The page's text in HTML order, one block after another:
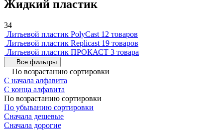
Жидкий пластик
34
Литьевой пластик PolyCast 12 товаров
Литьевой пластик Replicast 19 товаров
Литьевой пластик ПРОКАСТ 3 товара
Все фильтры
По возрастанию сортировки
С начала алфавита
С конца алфавита
По возрастанию сортировки
По убыванию сортировки
Сначала дешевые
Сначала дорогие